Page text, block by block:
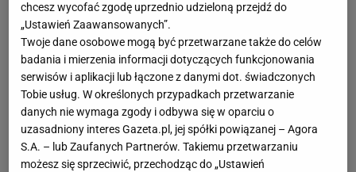
chcesz wycofać zgodę uprzednio udzieloną przejdź do
„Ustawień Zaawansowanych”.
Twoje dane osobowe mogą być przetwarzane także do celów
badania i mierzenia informacji dotyczących funkcjonowania
serwisów i aplikacji lub łączone z danymi dot. świadczonych
Tobie usług. W określonych przypadkach przetwarzanie
danych nie wymaga zgody i odbywa się w oparciu o
uzasadniony interes Gazeta.pl, jej spółki powiązanej – Agora
S.A. – lub Zaufanych Partnerów. Takiemu przetwarzaniu
możesz się sprzeciwić, przechodząc do „Ustawień